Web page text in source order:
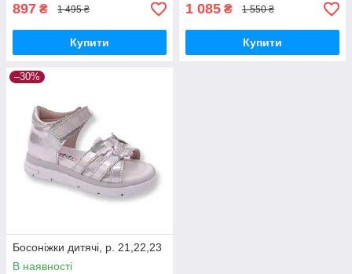
897 ₴ 1 495 ₴
Купити
1 085 ₴ 1 550 ₴
Купити
–30%
Босоніжки дитячі, р. 21,22,23
В наявності